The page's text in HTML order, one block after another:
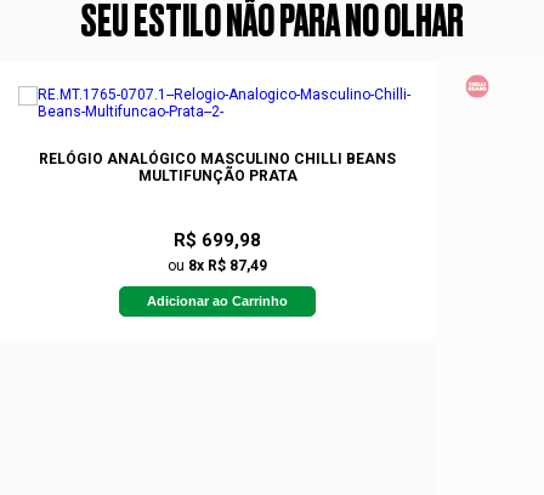
SEU ESTILO NÃO PARA NO OLHAR
RELÓGIO ANALÓGICO MASCULINO CHILLI BEANS
MULTIFUNÇÃO PRATA
R$ 699,98
ou 8x R$ 87,49
Adicionar ao Carrinho